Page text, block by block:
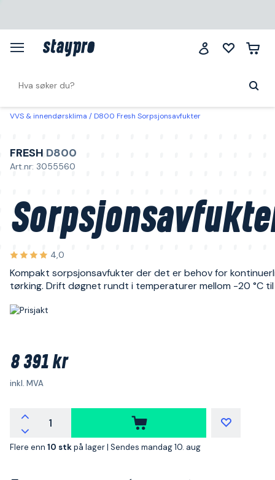
VVS & innendørsklima D800 Fresh Sorpsjonsavfukter
FRESH D800
Art.nr: 3055560
4,0
Kompakt sorpsjonsavfukter der det er behov for
tørking. Drift døgnet rundt i temperaturer mellom -20 °C til
8 391 kr
inkl. MVA
Flere enn 10 stkpå lager | Sendes mandag 10. aug